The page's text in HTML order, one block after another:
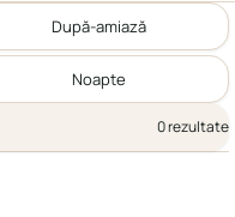
După-amiază
Noapte
0 rezultate